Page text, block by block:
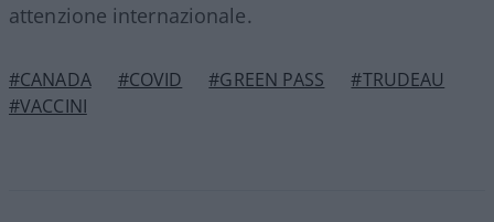
attenzione internazionale.
#CANADA #COVID #GREEN PASS
#TRUDEAU
#VACCINI